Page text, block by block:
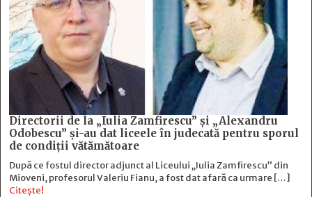
Directorii de la „Iulia Zamfirescu” și „Alexandru
Odobescu” și-au dat liceele în judecată pentru sporul
de condiții vătămătoare
După ce fostul director adjunct al Liceului „Iulia Zamfirescu” din
Mioveni, profesorul Valeriu Fianu, a fost dat afară ca urmare […]
Citește!